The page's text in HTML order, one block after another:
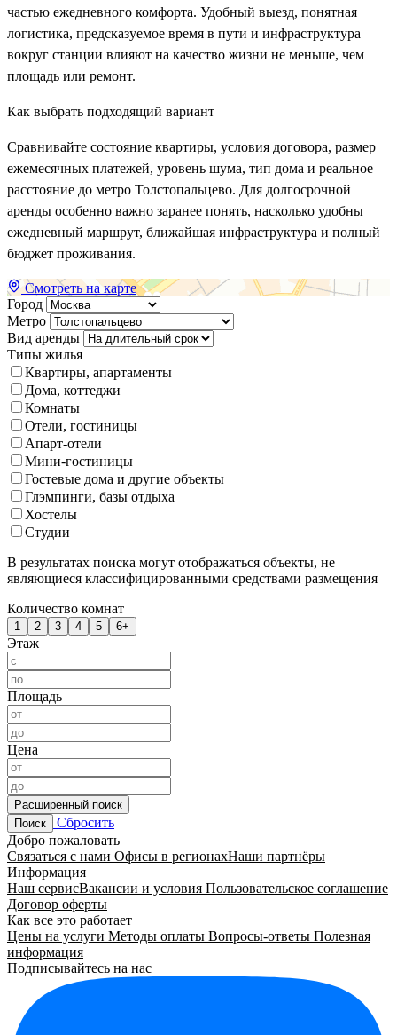
частью ежедневного комфорта. Удобный выезд, понятная
логистика, предсказуемое время в пути и инфраструктура
вокруг станции влияют на качество жизни не меньше, чем
площадь или ремонт.
Как выбрать подходящий вариант
Сравнивайте состояние квартиры, условия договора, размер
ежемесячных платежей, уровень шума, тип дома и реальное
расстояние до метро Толстопальцево. Для долгосрочной
аренды особенно важно заранее понять, насколько удобны
ежедневный маршрут, ближайшая инфраструктура и полный
бюджет проживания.
Смотреть на карте
Город
Метро
Вид аренды
Типы жилья
Квартиры, апартаменты
Дома, коттеджи
Комнаты
Отели, гостиницы
Апарт-отели
Мини-гостиницы
Гостевые дома и другие объекты
Глэмпинги, базы отдыха
Хостелы
Студии
В результатах поиска могут отображаться объекты, не
являющиеся классифицированными средствами размещения
Количество комнат
1 2 3 4 5 6+
Этаж
Площадь
Цена
Расширенный поиск
Поиск
Сбросить
Добро пожаловать
Связаться с нами Офисы в регионахНаши партнёры
Информация
Наш сервисВакансии и условия Пользовательское соглашение
Договор оферты
Как все это работает
Цены на услуги Методы оплаты Вопросы-ответы Полезная
информация
Подписывайтесь на нас